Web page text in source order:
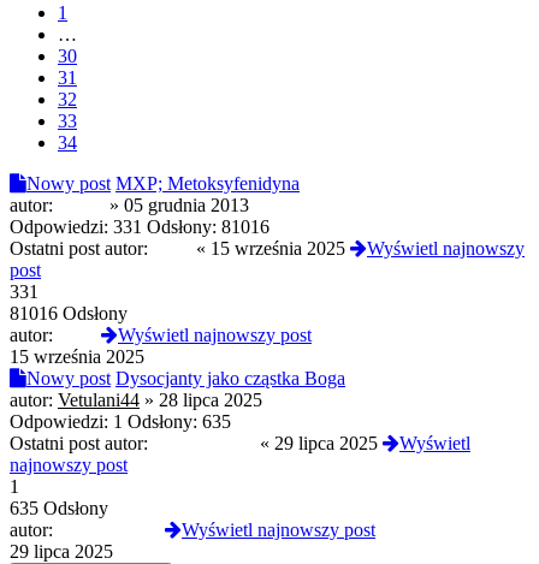
1
…
30
31
32
33
34
Nowy post MXP; Metoksyfenidyna
autor:
» 05 grudnia 2013
Odpowiedzi: 331 Odsłony: 81016
Ostatni post autor:
« 15 września 2025
Wyświetl najnowszy
post
331
81016 Odsłony
autor:
Wyświetl najnowszy post
15 września 2025
Nowy post Dysocjanty jako cząstka Boga
autor: Vetulani44 » 28 lipca 2025
Odpowiedzi: 1 Odsłony: 635
Ostatni post autor:
« 29 lipca 2025
Wyświetl
najnowszy post
1
635 Odsłony
autor:
Wyświetl najnowszy post
29 lipca 2025